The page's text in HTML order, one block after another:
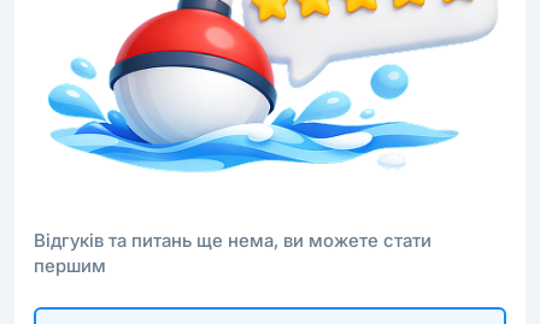
Відгуків та питань ще нема, ви можете стати
першим